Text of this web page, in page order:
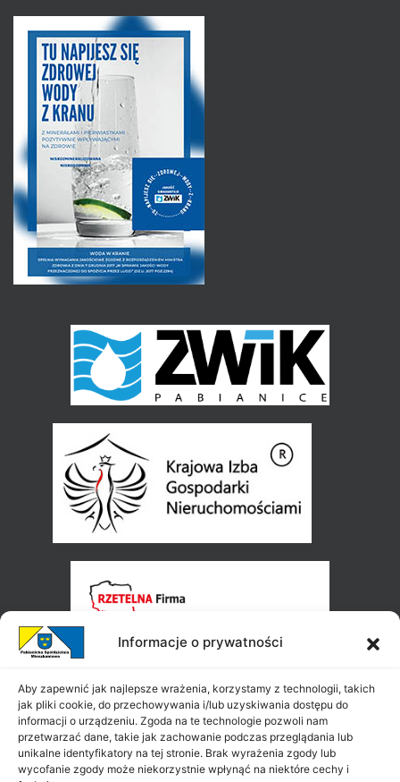
Informacje o prywatności
Aby zapewnić jak najlepsze wrażenia, korzystamy z technologii, takich
jak pliki cookie, do przechowywania i/lub uzyskiwania dostępu do
informacji o urządzeniu. Zgoda na te technologie pozwoli nam
przetwarzać dane, takie jak zachowanie podczas przeglądania lub
unikalne identyfikatory na tej stronie. Brak wyrażenia zgody lub
wycofanie zgody może niekorzystnie wpłynąć na niektóre cechy i